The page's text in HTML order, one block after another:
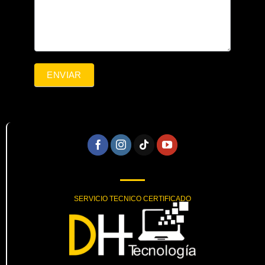
ENVIAR
SERVICIO TECNICO CERTIFICADO